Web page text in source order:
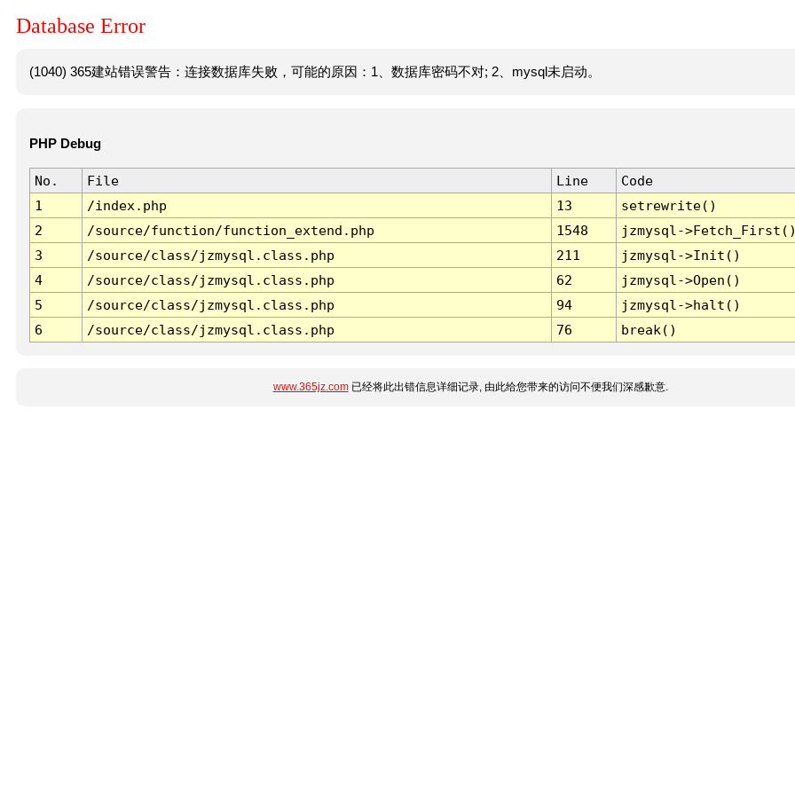
Database Error
(1040) 365建站错误警告：连接数据库失败，可能的原因：1、数据库密码不对; 2、mysql未启动。
PHP Debug
No. File Line
Code
1
/index.php 13
setrewrite()
2
/source/function/function_extend.php 1548
jzmysql-
3
/source/class/jzmysql.class.php 211
jzmysql->Init()
4
/source/class/jzmysql.class.php 62
jzmysql->Open()
5
/source/class/jzmysql.class.php 94
jzmysql->halt()
6
/source/class/jzmysql.class.php 76 break()
www.365jz.com已经将此出错信息详细记录, 由此给您带来的访问不便我们深感歉意.